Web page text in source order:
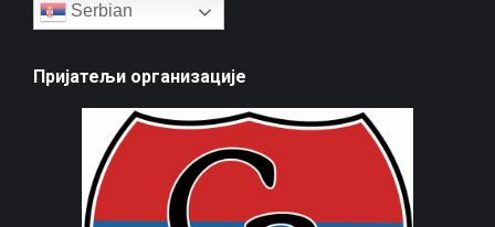
Serbian
Пријатељи организације